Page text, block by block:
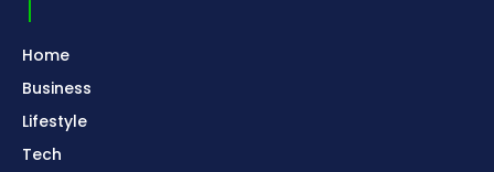
Home
Business
Lifestyle
Tech